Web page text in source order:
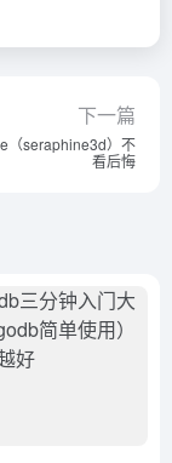
下一篇
（seraphine3d）不
看后悔